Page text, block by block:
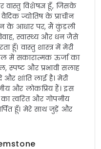
वास्तु विशेषज्ञ हूँ, जिसके
ज्योतिष के प्राचीन
के आधार पर, मैं कुंडली
स्वास्थ्य और धन जैसे
हूँ। वास्तु शास्त्र में मेरी
में सकारात्मक ऊर्जा का
स्पष्ट और प्रभावी सलाह
शांति लाई है। मेरी
और लोकप्रिय हैं। इस
त्वरित और गोपनीय
हूँ। मेरे साथ जुड़ें और